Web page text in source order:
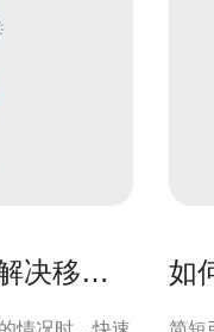
决移动
如